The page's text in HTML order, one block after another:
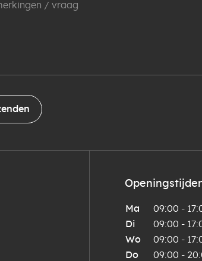
Ma
09:00 -
Di
09:00 -
Wo
09:00 -
Do
09:00 -